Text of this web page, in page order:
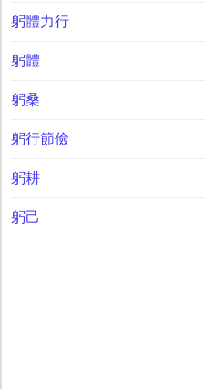
躬體力行
躬體
躬桑
躬行節儉
躬耕
躬己